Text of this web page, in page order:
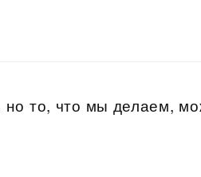
то, что мы делаем,